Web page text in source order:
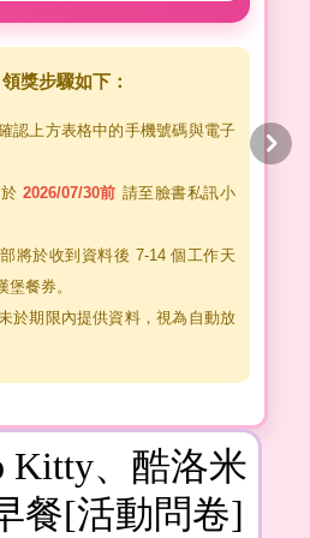
獎步驟如下：
認上方表格中的手機號碼與電子
2026/07/30前 請至臉書私訊小
部將於收到資料後 7-14 個工作天
餐券。
於期限內提供資料，視為自動放